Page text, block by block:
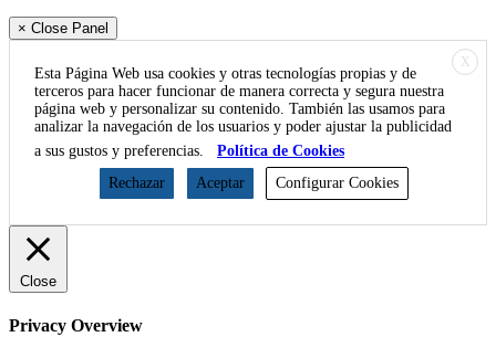
× Close Panel
X
Esta Página Web usa cookies y otras tecnologías propias y de
terceros para hacer funcionar de manera correcta y segura nuestra
página web y personalizar su contenido. También las usamos para
analizar la navegación de los usuarios y poder ajustar la publicidad
a sus gustos y preferencias.
Política de Cookies
Rechazar
Aceptar Configurar Cookies
Close
Privacy Overview